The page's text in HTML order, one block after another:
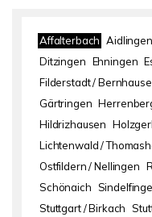
Affalterbach
Ditzingen Ehningen
Filderstadt /
Gärtringen
Hildrizhausen
Lichtenwald /
Ostfildern / Nellingen
Schönaich
Stuttgart / Birkach